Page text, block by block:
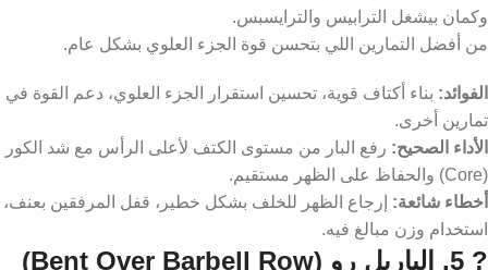
الأوفرهيد برسأو الضغط العسكري
الكتف الأمامية والجانبية،
من أفضل التمارين اللي بتحسن قوة الجزء العلوي بشكل عام.
الفوائد: بناء أكتاف قوية، تحسين استقرار الجزء العلوي، دعم القوة في
تمارين أخرى.
الأداء الصحيح: رفع البار من مستوى الكتف لأعلى الرأس مع شد الكور
(Core) والحفاظ على الظهر مستقيم.
أخطاء شائعة:
إرجاع الظهر للخلف بشكل خطير، قفل المرفقين بعنف،